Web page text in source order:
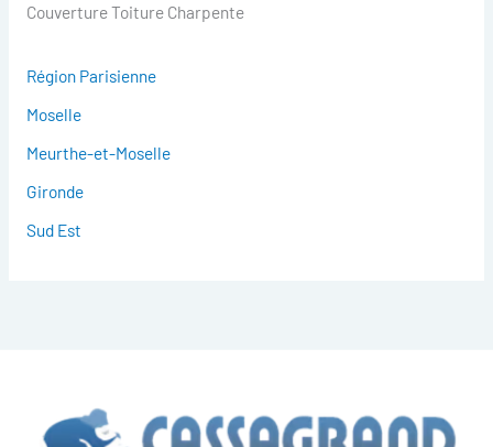
Couverture Toiture Charpente
Région Parisienne
Moselle
Meurthe-et-Moselle
Gironde
Sud Est